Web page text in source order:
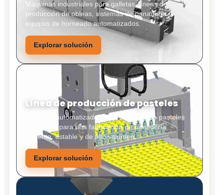
Máquinas industriales para galletas, líneas de
producción de obleas, sistemas de panadería y
equipos de horneado automatizados.
Explorar solución
Línea de producción de pasteles
Sistemas automatizados de producción de pasteles
diseñados para una fabricación de panadería
eficiente, estable y de alto volumen.
Explorar solución